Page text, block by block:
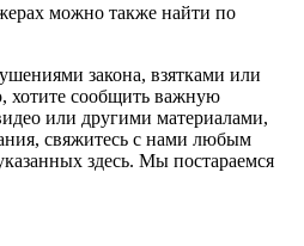
можно также найти по
закона, взятками или
хотите сообщить важную
или другими материалами,
свяжитесь с нами любым
здесь. Мы постараемся